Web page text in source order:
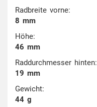
Radbreite vorne:
8 mm
Höhe:
46 mm
Raddurchmesser hinten:
19 mm
Gewicht:
44 g